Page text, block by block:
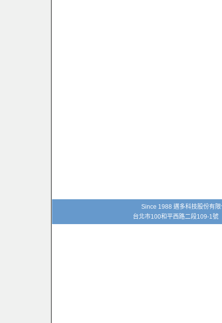
Since 1988 邁多科技股份
台北市100和平西路二段109-1號